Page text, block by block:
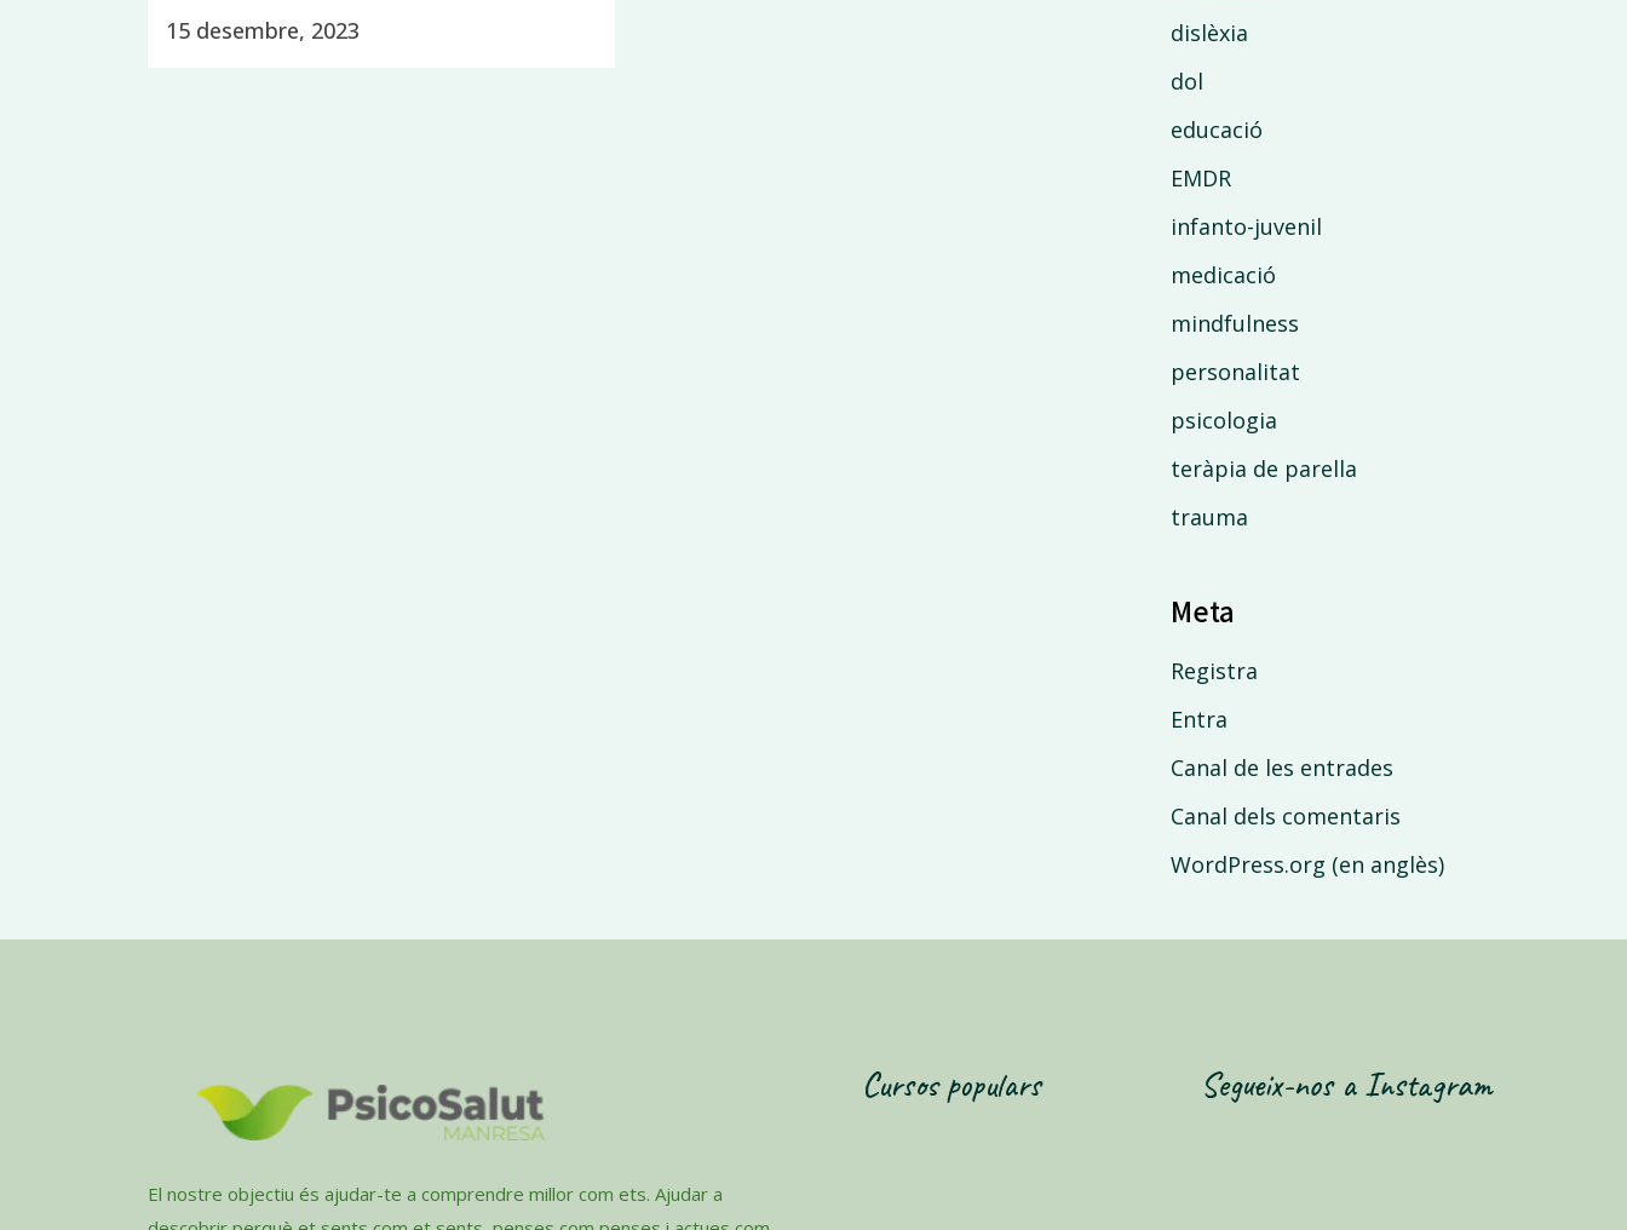
15 desembre, 2023
dislèxia
dol
educació
EMDR
infanto-juvenil
medicació
mindfulness
personalitat
psicologia
teràpia de parella
trauma
Meta
Registra
Entra
Canal de les entrades
Canal dels comentaris
WordPress.org (en anglès)
El nostre objectiu és ajudar-te a comprendre millor com ets. Ajudar a
Cursos populars Segueix-nos a Instagram